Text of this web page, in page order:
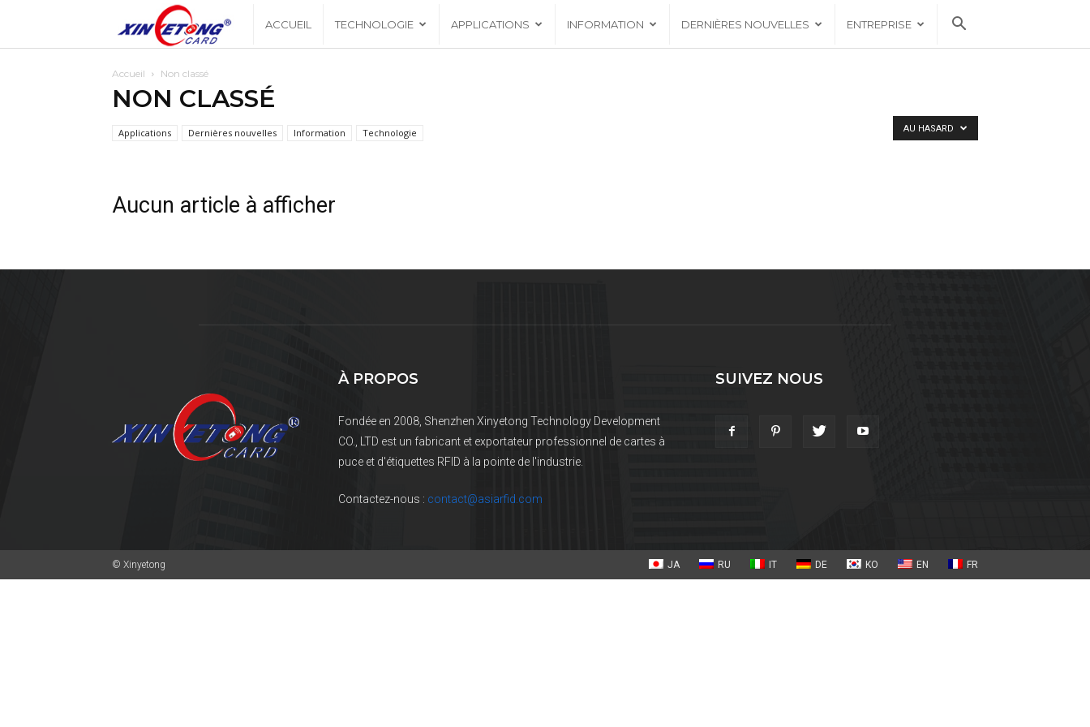
Xingyetonblog
ACCUEIL TECHNOLOGIE APPLICATIONS INFORMATION DERNIÈRES NOUVELLES ENTREPRISE
Accueil Non classé
NON CLASSÉ
Applications Dernières nouvelles Information Technologie AU HASARD
Aucun article à afficher
À PROPOS
Fondée en 2008, Shenzhen Xinyetong Technology Development
CO., LTD est un fabricant et exportateur professionnel de cartes à
puce et d'étiquettes RFID à la pointe de l'industrie.
Contactez-nous : contact@asiarfid.com
SUIVEZ NOUS
JA RU IT DE KO EN FR
© Xinyetong